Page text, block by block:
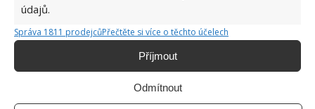
údajů.
Správa 1811 prodejcůPřečtěte si více o těchto účelech
Příjmout
Odmítnout
Do redakce Bydlimeutulne.cz se
přidala během svých studií a práce
redaktorky ji tak nadchla, že se
rozhodla zůstat. Její v...
autorovi]